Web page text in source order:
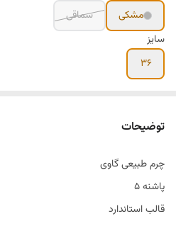
مشکی
سماقی
سایز
۳۶
توضیحات
چرم طبیعی گاوی
پاشنه ۵
قالب استاندارد